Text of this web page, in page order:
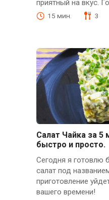
приятный на вкус.
15 мин. 3
Салат Чайка за 5
быстро и просто.
Сегодня я готовлю
салат под
приготовление
вашего времени!